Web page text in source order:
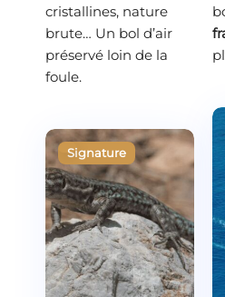
cristallines, nature
brute… Un bol d’air
préservé loin de la
foule.